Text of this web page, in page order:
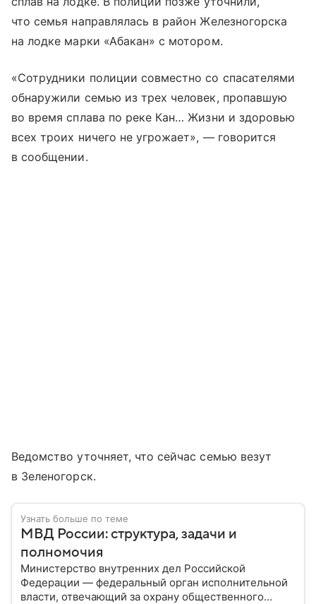
что семья направлялась в район Железногорска
на лодке марки «Абакан» с мотором.
«Сотрудники полиции совместно со спасателями
обнаружили семью из трех человек, пропавшую
во время сплава по реке Кан… Жизни и здоровью
всех троих ничего не угрожает», — говорится
в сообщении.
Ведомство уточняет, что сейчас семью везут
в Зеленогорск.
Узнать больше по теме
МВД России: структура, задачи и
полномочия
Министерство внутренних дел Российской
Федерации — федеральный орган исполнительной
власти, отвечающий за охрану общественного